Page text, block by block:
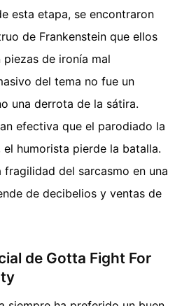
esta etapa, se encontraron
de Frankenstein que ellos
de ironía mal
del tema no fue un
una derrota de la sátira.
efectiva que el parodiado la
humorista pierde la batalla.
fragilidad del sarcasmo en una
de decibelios y ventas de
de Gotta Fight For